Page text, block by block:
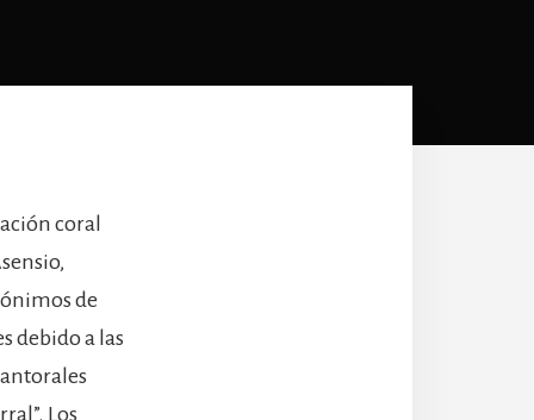
coral
de
debido a las
Los